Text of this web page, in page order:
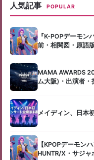
人気記事 POPULAR
『K-POPデーモ
前・相関図・原語
MAMA AWARDS
ム大阪)・出演者・
メイディン、日本
【KPOPデーモン
HUNTR/X・サジャ